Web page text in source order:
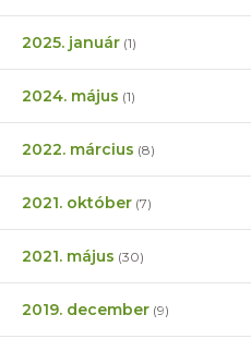
2025. január (1)
2024. május (1)
2022. március (8)
2021. október (7)
2021. május (30)
2019. december (9)